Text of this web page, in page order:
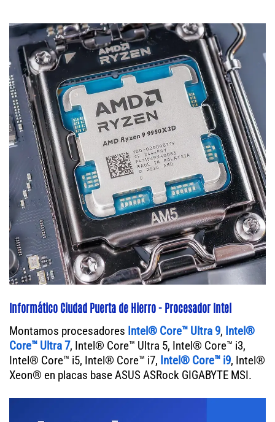
Informático Ciudad Puerta de Hierro - Procesador Intel
Montamos procesadores Intel® Core™ Ultra 9, Intel®
Core™ Ultra 7, Intel® Core™ Ultra 5, Intel® Core™ i3,
Intel® Core™ i5, Intel® Core™ i7, Intel® Core™ i9, Intel®
Xeon® en placas base ASUS ASRock GIGABYTE MSI.